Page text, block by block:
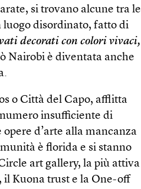
si trovano alcune tra le
luogo disordinato, fatto di
decorati con colori vivaci,
Nairobi è diventata anche
o Città del Capo, afflitta
insufficiente di
d’arte alla mancanza
è florida e si stanno
art gallery, la più attiva
il Kuona trust e la One-off